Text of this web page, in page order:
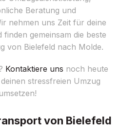
Beratung und
nehmen uns Zeit für deine
gemeinsam die beste
von Bielefeld nach Molde.
Kontaktiere uns noch heute
stressfreien Umzug
von Bielefeld